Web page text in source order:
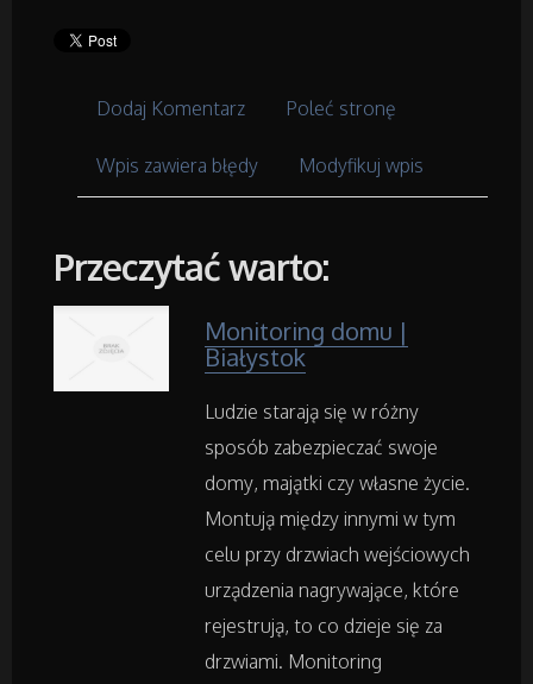
Meble
Wyposażenie Łazienki
Odzież
Sport
Elektronika, RTV, AGD
Art. Dla Zwierząt
Ogród, Rośliny
Dodaj Komentarz Poleć stronę
Wpis zawiera błędy Modyfikuj wpis
Przeczytać warto:
Monitoring domu |
Białystok
Ludzie starają się w różny
sposób zabezpieczać swoje
domy, majątki czy własne życie.
Montują między innymi w tym
celu przy drzwiach wejściowych
urządzenia nagrywające, które
rejestrują, to co dzieje się za
drzwiami. Monitoring